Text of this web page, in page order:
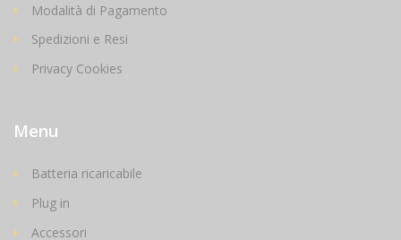
Modalità di Pagamento
Spedizioni e Resi
Privacy Cookies
Menu
Batteria ricaricabile
Plug in
Accessori